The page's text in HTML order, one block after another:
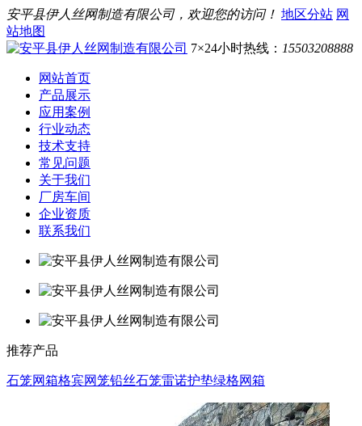
安平县伊人丝网制造有限公司，欢迎您的访问！ 地区分站 网
站地图
7×24小时热线： 15503208888
网站首页
产品展示
应用案例
行业动态
技术支持
常见问题
关于我们
厂房车间
企业资质
联系我们
推荐产品
石笼网箱格宾网笼铅丝石笼雷诺护垫绿格网箱